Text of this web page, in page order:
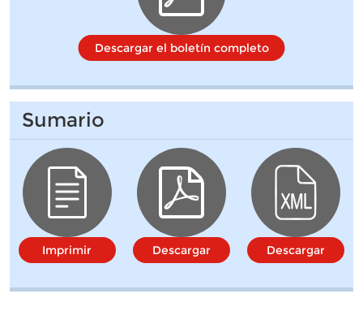
Descargar el boletín completo
Sumario
Imprimir Descargar Descargar